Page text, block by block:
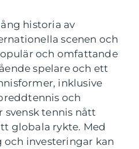
historia av
scenen och
och omfattande
spelare och ett
inklusive
och
tennis nått
globala rykte. Med
investeringar kan